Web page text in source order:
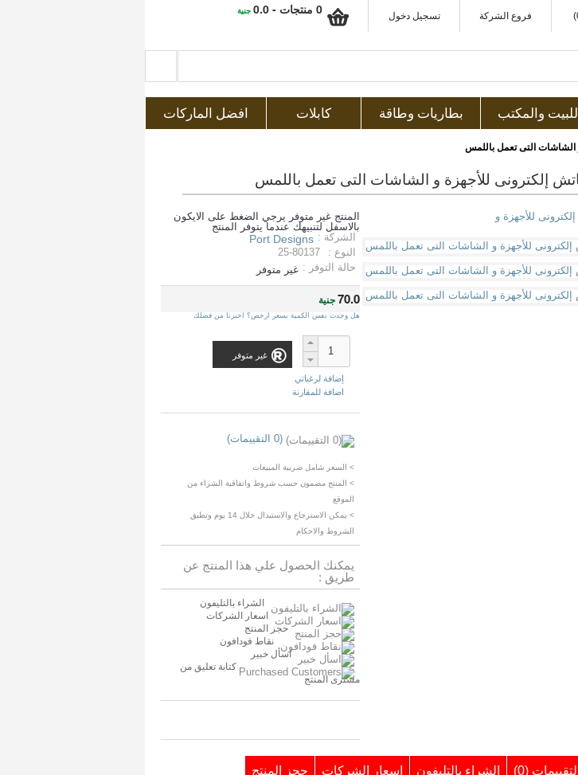
فروع الشركة تسجيل دخول 0 منتجات - 0.0 جنية
للبيت والمكتب بطاريات وطاقة كابلات افضل الماركات
المنتج غير متوفر يرجي الضغط على الايكون
بالاسفل لتنبيهك عندما يتوفر المنتج
الشركة : Port Designs
النوع :
25-80137
حالة التوفر : غير متوفر
70.0جنية
هل وجدت نفس الكمية بسعر ارخص؟ اخبرنا من فضلك
غير متوفر
إضافة لرغباتي
اضافة للمقارنة
(0 التقييمات)
> السعر شامل ضريبة المبيعات
> المنتج مضمون حسب شروط واتفاقية الشراء من
الموقع
> يمكن الاسترجاع والاستبدال خلال 14 يوم وتطبق
الشروط والاحكام
يمكنك الحصول علي هذا المنتج عن
طريق :
الشراء بالتليفون
اسعار الشركات
حجز المنتج
نقاط فودافون
اسأل خبير
كتابة تعليق من
مشترى المنتج
التقييمات (0) الشراء بالتليفون اسعار الشركات حجز المنتج